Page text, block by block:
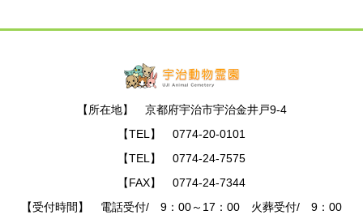
【所在地】 京都府宇治市宇治金井戸9-4
【TEL】 0774-20-0101
【TEL】 0774-24-7575
【FAX】 0774-24-7344
【受付時間】 電話受付/ 9：00～17：00 火葬受付/ 9：00